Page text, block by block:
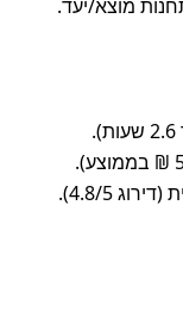
4.8/5).